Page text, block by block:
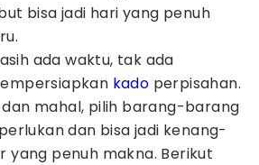
bisa jadi hari yang penuh
ada waktu, tak ada
kado perpisahan.
mahal, pilih barang-barang
dan bisa jadi kenang-
yang penuh makna. Berikut